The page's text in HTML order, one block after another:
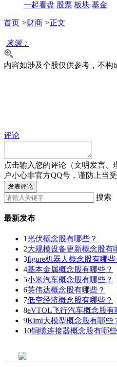
一起看盘 股票 板块 基金
首页 >财商 >正文
来源：
内容如涉及个股仅供参考，不构
评论
点击输入您的评论（文明发言、
户小心非官方QQ号，谨防上当受
发表评论
搜索
最新发布
1光伏概念股有哪些？
2大规模设备更新概念股有
3figure机器人概念股有哪些
4基本金属概念股有哪些？
5小米汽车概念股有哪些？
6英伟达概念股有哪些？
7低空经济概念股有哪些？
8eVTOL飞行汽车概念股有
9Kimi大模型概念股有哪些
10铜缆连接器概念股有哪些